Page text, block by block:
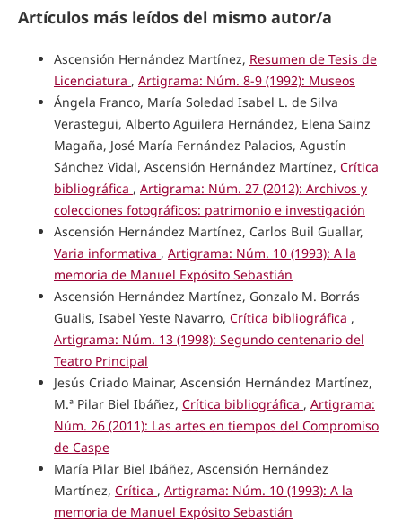
Artículos más leídos del mismo autor/a
Ascensión Hernández Martínez, Resumen de Tesis de
Licenciatura , Artigrama: Núm. 8-9 (1992): Museos
Ángela Franco, María Soledad Isabel L. de Silva
Verastegui, Alberto Aguilera Hernández, Elena Sainz
Magaña, José María Fernández Palacios, Agustín
Sánchez Vidal, Ascensión Hernández Martínez, Crítica
bibliográfica , Artigrama: Núm. 27 (2012): Archivos y
colecciones fotográficos: patrimonio e investigación
Ascensión Hernández Martínez, Carlos Buil Guallar,
Varia informativa , Artigrama: Núm. 10 (1993): A la
memoria de Manuel Expósito Sebastián
Ascensión Hernández Martínez, Gonzalo M. Borrás
Gualis, Isabel Yeste Navarro, Crítica bibliográfica ,
Artigrama: Núm. 13 (1998): Segundo centenario del
Teatro Principal
Jesús Criado Mainar, Ascensión Hernández Martínez,
M.ª Pilar Biel Ibáñez, Crítica bibliográfica , Artigrama:
Núm. 26 (2011): Las artes en tiempos del Compromiso
de Caspe
María Pilar Biel Ibáñez, Ascensión Hernández
Martínez, Crítica , Artigrama: Núm. 10 (1993): A la
memoria de Manuel Expósito Sebastián